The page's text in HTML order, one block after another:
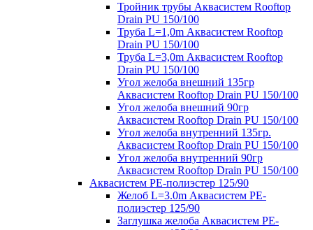
Тройник трубы Аквасистем Rooftop
Drain PU 150/100
Труба L=1,0m Аквасистем Rooftop
Drain PU 150/100
Труба L=3,0m Аквасистем Rooftop
Drain PU 150/100
Угол желоба внешний 135гр
Аквасистем Rooftop Drain PU 150/100
Угол желоба внешний 90гр
Аквасистем Rooftop Drain PU 150/100
Угол желоба внутренний 135гр.
Аквасистем Rooftop Drain PU 150/100
Угол желоба внутренний 90гр
Аквасистем Rooftop Drain PU 150/100
Аквасистем PE-полиэстер 125/90
Желоб L=3.0m Аквасистем PE-
полиэстер 125/90
Заглушка желоба Аквасистем PE-